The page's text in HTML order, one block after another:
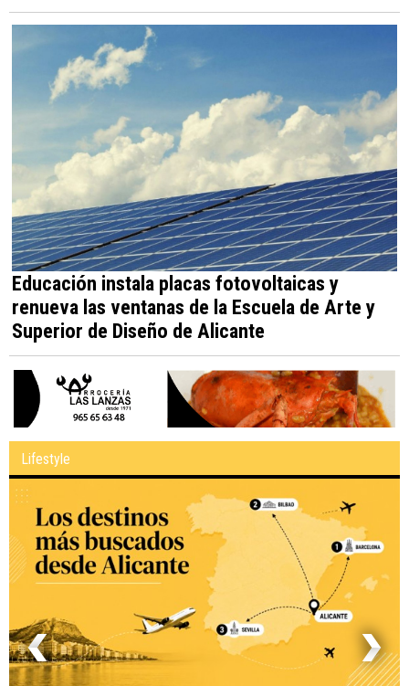
Educación instala placas fotovoltaicas y
renueva las ventanas de la Escuela de Arte y
Superior de Diseño de Alicante
Lifestyle